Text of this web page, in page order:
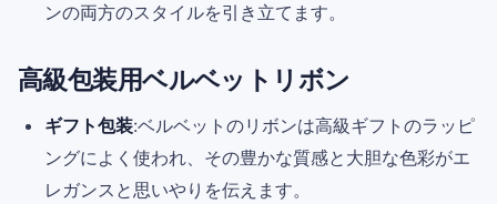
ンの両方のスタイルを引き立てます。
高級包装用ベルベットリボン
ギフト包装:ベルベットのリボンは高級ギフトのラッピ
ングによく使われ、その豊かな質感と大胆な色彩がエ
レガンスと思いやりを伝えます。